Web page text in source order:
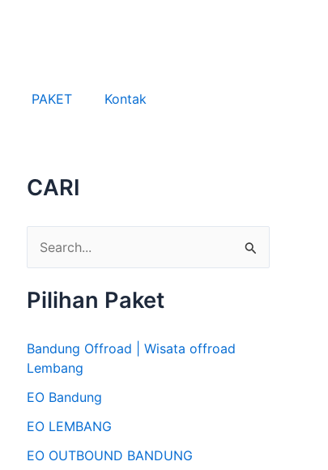
PAKET Kontak
CARI
u
t
u
k
Pilihan Paket
Bandung Offroad | Wisata offroad
Lembang
EO Bandung
EO LEMBANG
EO OUTBOUND BANDUNG